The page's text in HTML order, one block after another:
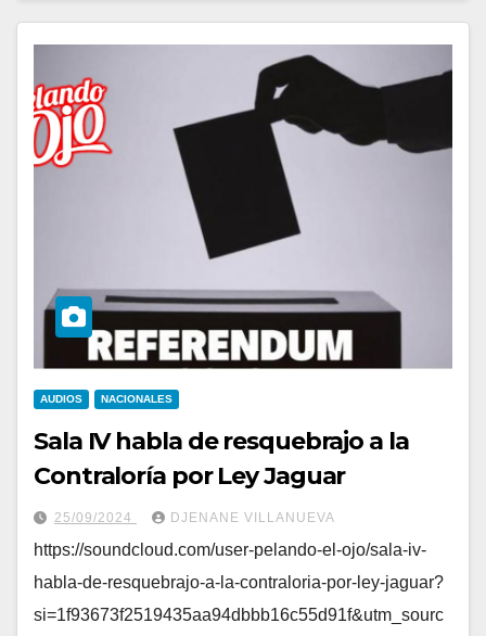
AUDIOS NACIONALES
Sala IV habla de resquebrajo a la
Contraloría por Ley Jaguar
25/09/2024 DJENANE VILLANUEVA
https://soundcloud.com/user-pelando-el-ojo/sala-iv-
habla-de-resquebrajo-a-la-contraloria-por-ley-jaguar?
si=1f93673f2519435aa94dbbb16c55d91f&utm_sourc